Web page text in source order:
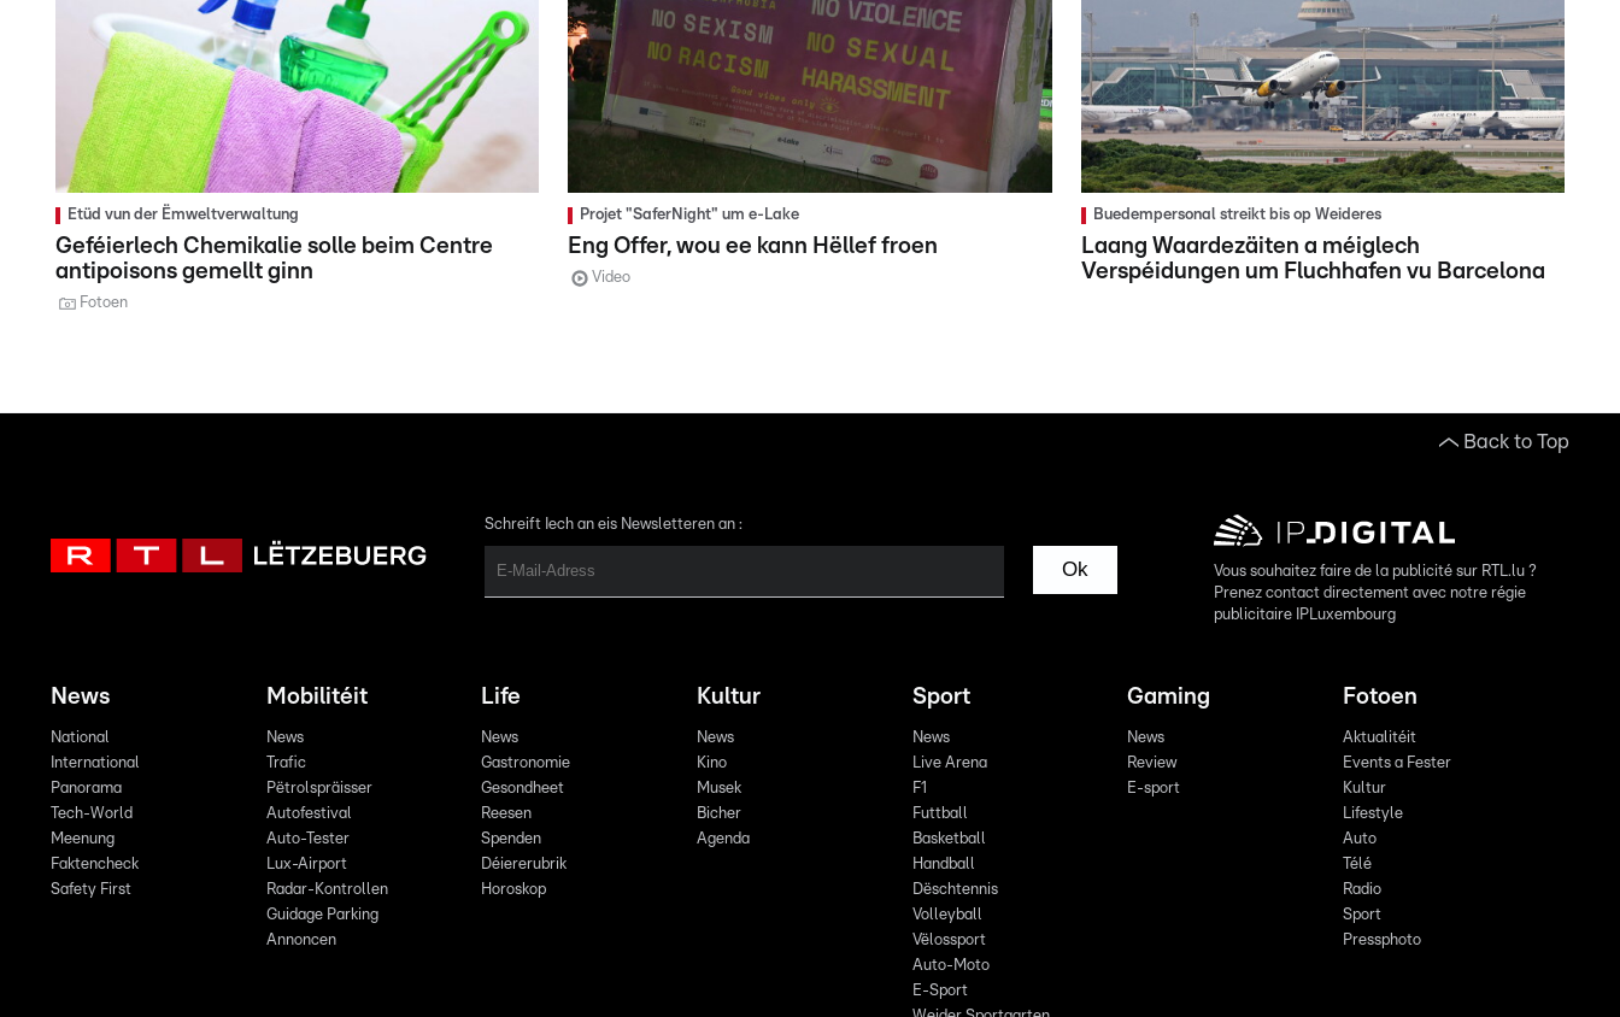
Etüd vun der Ëmweltverwaltung
Geféierlech Chemikalie solle beim Centre
antipoisons gemellt ginn
Fotoen
Projet "SaferNight" um e-Lake
Eng Offer, wou ee kann Hëllef froen
Video
Buedempersonal streikt bis op Weideres
Laang Waardezäiten a méiglech
Verspéidungen um Fluchhafen vu Barcelona
Back to Top
Schreift Iech an eis Newsletteren an :
Ok
Vous souhaitez faire de la publicité sur RTL.lu ?
Prenez contact directement avec notre régie
publicitaire IPLuxembourg
News
National
International
Panorama
Tech-World
Meenung
Faktencheck
Safety First
Mobilitéit
News
Trafic
Pëtrolspräisser
Autofestival
Auto-Tester
Lux-Airport
Radar-Kontrollen
Guidage Parking
Annoncen
Life
News
Gastronomie
Gesondheet
Reesen
Spenden
Déiererubrik
Horoskop
Kultur
News
Kino
Musek
Bicher
Agenda
Sport
News
Live Arena
F1
Futtball
Basketball
Handball
Dëschtennis
Volleyball
Vëlossport
Auto-Moto
E-Sport
Gaming
News
Review
E-sport
Fotoen
Aktualitéit
Events a Fester
Kultur
Lifestyle
Auto
Télé
Radio
Sport
Pressphoto